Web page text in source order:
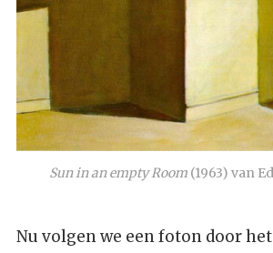
Sun in an empty Room (1963) van
Nu volgen we een foton door